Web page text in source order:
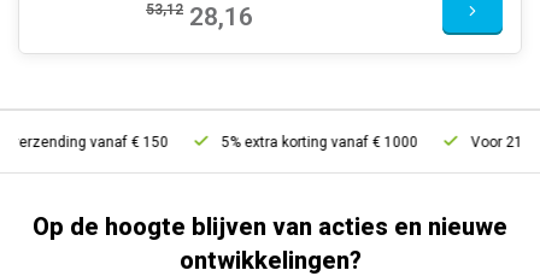
53,12 28,16
vanaf € 150 5% extra korting vanaf € 1000 Voor 21u
Op de hoogte blijven van acties en nieuwe
ontwikkelingen?